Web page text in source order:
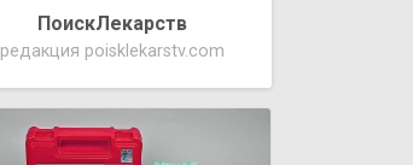
ПоискЛекарств
редакция poisklekarstv.com